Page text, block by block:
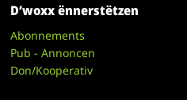
D’woxx ënnerstëtzen
Abonnements
Pub - Annoncen
Don/Kooperativ